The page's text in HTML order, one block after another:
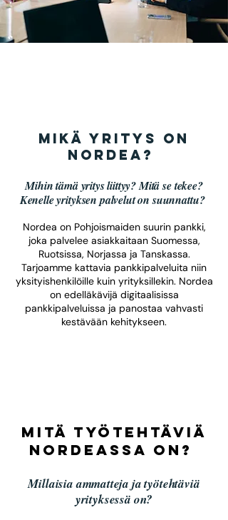
MIkÄ yritys on
Nordea?
Mihin tämä yritys liittyy? Mitä se tekee?
Kenelle yrityksen palvelut on suunnattu?
Nordea on Pohjoismaiden suurin pankki,
joka palvelee asiakkaitaan Suomessa,
Ruotsissa, Norjassa ja Tanskassa.
Tarjoamme kattavia pankkipalveluita niin
yksityishenkilöille kuin yrityksillekin. Nordea
on edelläkävijä digitaalisissa
pankkipalveluissa ja panostaa vahvasti
kestävään kehitykseen.
Mitä työtehtäviä
Nordeassa on?
Millaisia ammatteja ja työtehtäviä
yrityksessä on?​